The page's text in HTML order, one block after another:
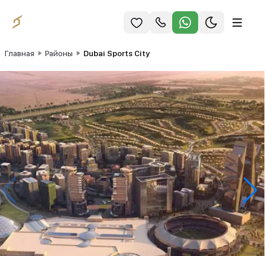
Главная Районы Dubai Sports City